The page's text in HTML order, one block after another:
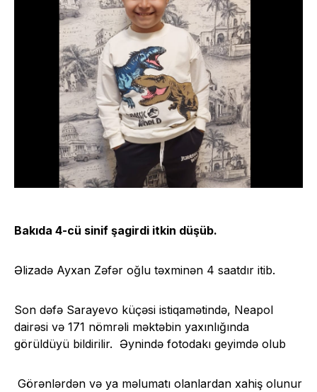
Bakıda 4-cü sinif şagirdi itkin düşüb.
Əlizadə Ayxan Zəfər oğlu təxminən 4 saatdır itib.
Son dəfə Sarayevo küçəsi istiqamətində, Neapol
dairəsi və 171 nömrəli məktəbin yaxınlığında
görüldüyü bildirilir. Əynində fotodakı geyimdə olub
Görənlərdən və ya məlumatı olanlardan xahiş olunur